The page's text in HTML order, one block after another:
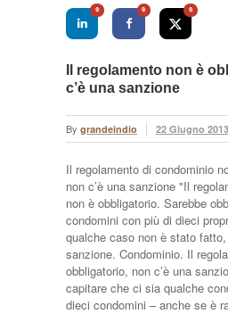
0 0 0
Il regolamento non è
c’è una sanzione
By grandeindio 22 Giugno 2013
Il regolamento di condominio
non c’è una sanzione "Il
non è obbligatorio. Sarebbe
condomini con più di dieci
qualche caso non è stato fatto,
sanzione. Condominio. Il
obbligatorio, non c’è una
capitare che ci sia qualche
dieci condomini – anche se è